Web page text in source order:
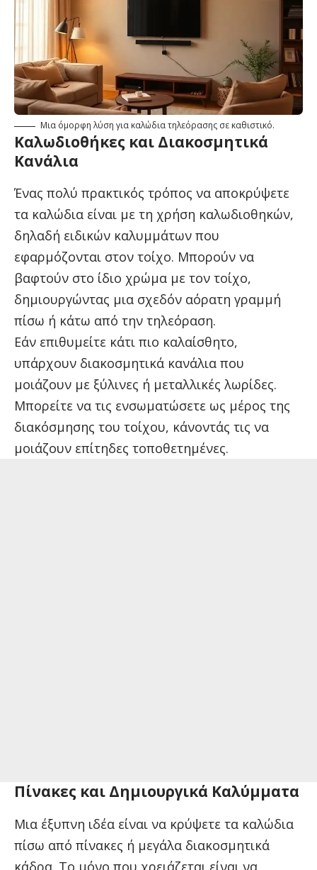
Μια όμορφη λύση για καλώδια τηλεόρασης σε καθιστικό.
Καλωδιοθήκες και Διακοσμητικά
Κανάλια
Ένας πολύ πρακτικός τρόπος να αποκρύψετε
τα καλώδια είναι με τη χρήση καλωδιοθηκών,
δηλαδή ειδικών καλυμμάτων που
εφαρμόζονται στον τοίχο. Μπορούν να
βαφτούν στο ίδιο χρώμα με τον τοίχο,
δημιουργώντας μια σχεδόν αόρατη γραμμή
πίσω ή κάτω από την τηλεόραση.
Εάν επιθυμείτε κάτι πιο καλαίσθητο,
υπάρχουν διακοσμητικά κανάλια που
μοιάζουν με ξύλινες ή μεταλλικές λωρίδες.
Μπορείτε να τις ενσωματώσετε ως μέρος της
διακόσμησης του τοίχου, κάνοντάς τις να
μοιάζουν επίτηδες τοποθετημένες.
Πίνακες και Δημιουργικά Καλύμματα
Μια έξυπνη ιδέα είναι να κρύψετε τα καλώδια
πίσω από πίνακες ή μεγάλα διακοσμητικά
κάδρα. Το μόνο που χρειάζεται είναι να